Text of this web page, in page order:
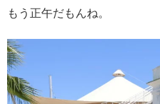
もう正午だもんね。